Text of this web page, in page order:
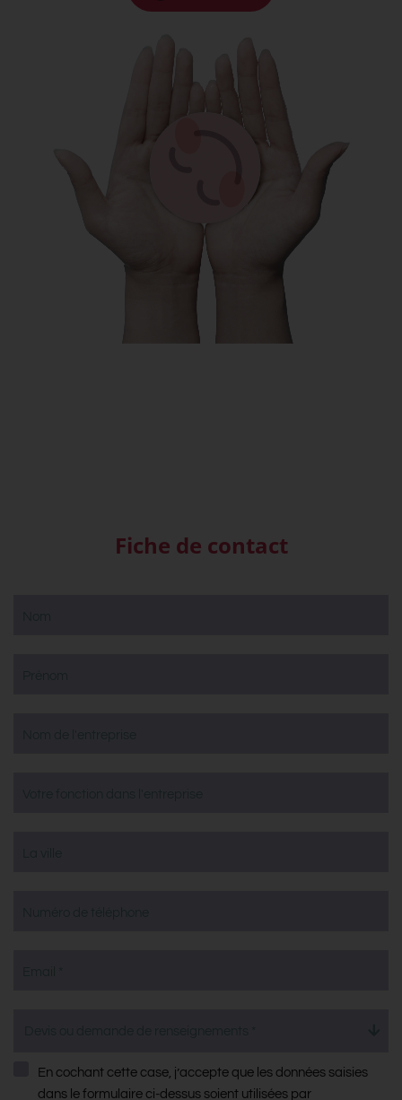
Fiche de contact
En cochant cette case, j’accepte que les données saisies
dans le formulaire ci-dessus soient utilisées par